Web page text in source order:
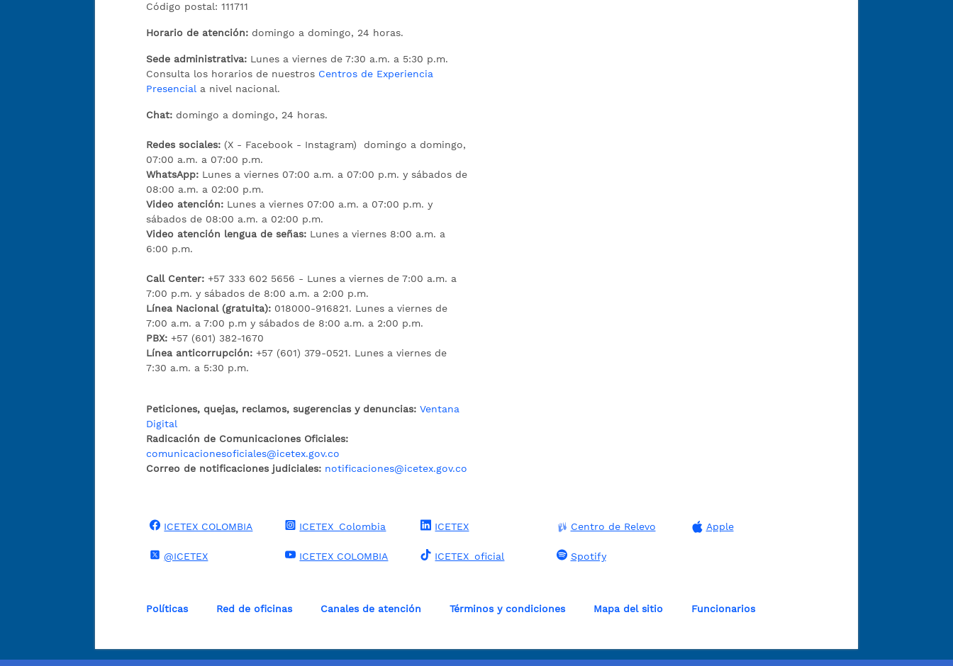
Código postal: 111711
Horario de atención: domingo a domingo, 24 horas.
Sede administrativa: Lunes a viernes de 7:30 a.m. a 5:30 p.m.
Consulta los horarios de nuestros Centros de Experiencia
Presencial a nivel nacional.
Chat: domingo a domingo, 24 horas.
Redes sociales: (X - Facebook - Instagram) domingo a domingo,
07:00 a.m. a 07:00 p.m.
WhatsApp: Lunes a viernes 07:00 a.m. a 07:00 p.m. y sábados de
08:00 a.m. a 02:00 p.m.
Video atención: Lunes a viernes 07:00 a.m. a 07:00 p.m. y
sábados de 08:00 a.m. a 02:00 p.m.
Video atención lengua de señas: Lunes a viernes 8:00 a.m. a
6:00 p.m.
Call Center:+57 333 602 5656 - Lunes a viernes de 7:00 a.m. a
7:00 p.m. y sábados de 8:00 a.m. a 2:00 p.m.
Línea Nacional (gratuita): 018000-916821. Lunes a viernes de
7:00 a.m. a 7:00 p.m y sábados de 8:00 a.m. a 2:00 p.m.
PBX:+57 (601) 382-1670
Línea anticorrupción:+57 (601) 379-0521. Lunes a viernes de
7:30 a.m. a 5:30 p.m.
Peticiones, quejas, reclamos, sugerencias y denuncias: Ventana
Digital
Radicación de Comunicaciones Oficiales:
comunicacionesoficiales@icetex.gov.co
Correo de notificaciones judiciales: notificaciones@icetex.gov.co
ICETEX COLOMBIA
@ICETEX
ICETEX_Colombia
ICETEX COLOMBIA
ICETEX
ICETEX_oficial
Centro de Relevo
Spotify
Apple
Políticas Red de oficinas Canales de atención Términos y condiciones Mapa del sitio Funcionarios